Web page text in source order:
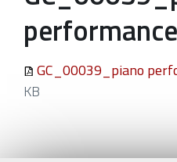
GC_00039_piano
KB
sul